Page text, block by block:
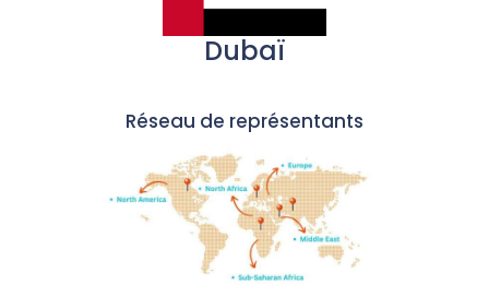
Dubaï
Réseau de représentants